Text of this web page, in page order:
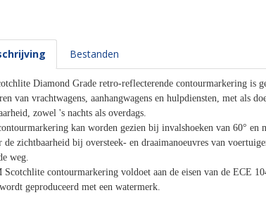
Bestanden
Diamond Grade retro-reflecterende contourmarkering is
van vrachtwagens, aanhangwagens en hulpdiensten, met als
zowel 's nachts als overdags.
kan worden gezien bij invalshoeken van 60° en
de zichtbaarheid bij oversteek- en draaimanoeuvres van
weg.
Scotchlite contourmarkering voldoet aan de eisen van de ECE
geproduceerd met een watermerk.